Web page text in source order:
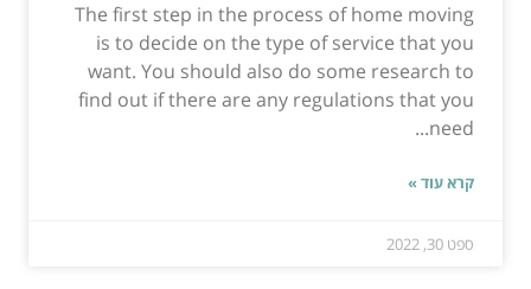
The first step in the process of home moving
is to decide on the type of service that you
want. You should also do some research to
find out if there are any regulations that you
need...
קרא עוד »
ספט 30, 2022